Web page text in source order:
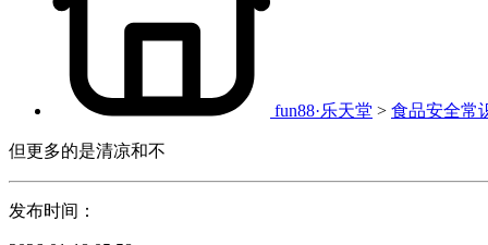
fun88·乐天堂 > 食品安全常
但更多的是清凉和不
发布时间：